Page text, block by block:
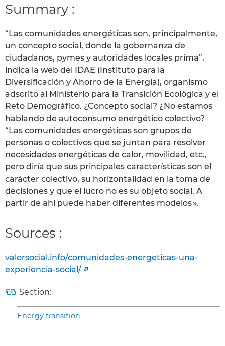
Summary :
“Las comunidades energéticas son, principalmente,
un concepto social, donde la gobernanza de
ciudadanos, pymes y autoridades locales prima”,
indica la web del IDAE (Instituto para la
Diversificación y Ahorro de la Energía), organismo
adscrito al Ministerio para la Transición Ecológica y el
Reto Demográfico. ¿Concepto social? ¿No estamos
hablando de autoconsumo energético colectivo?
“Las comunidades energéticas son grupos de
personas o colectivos que se juntan para resolver
necesidades energéticas de calor, movilidad, etc.,
pero diría que sus principales características son el
carácter colectivo, su horizontalidad en la toma de
decisiones y que el lucro no es su objeto social. A
partir de ahí puede haber diferentes modelos ».
Sources :
valorsocial.info/comunidades-energeticas-una-
experiencia-social/
Section:
Energy transition